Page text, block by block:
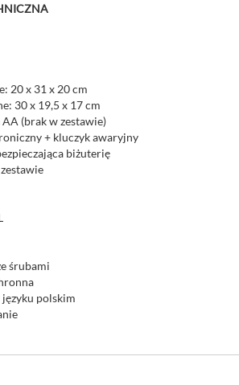
20 x 31 x 20 cm
30 x 19,5 x 17 cm
(brak w zestawie)
+ kluczyk awaryjny
biżuterię
śrubami
polskim